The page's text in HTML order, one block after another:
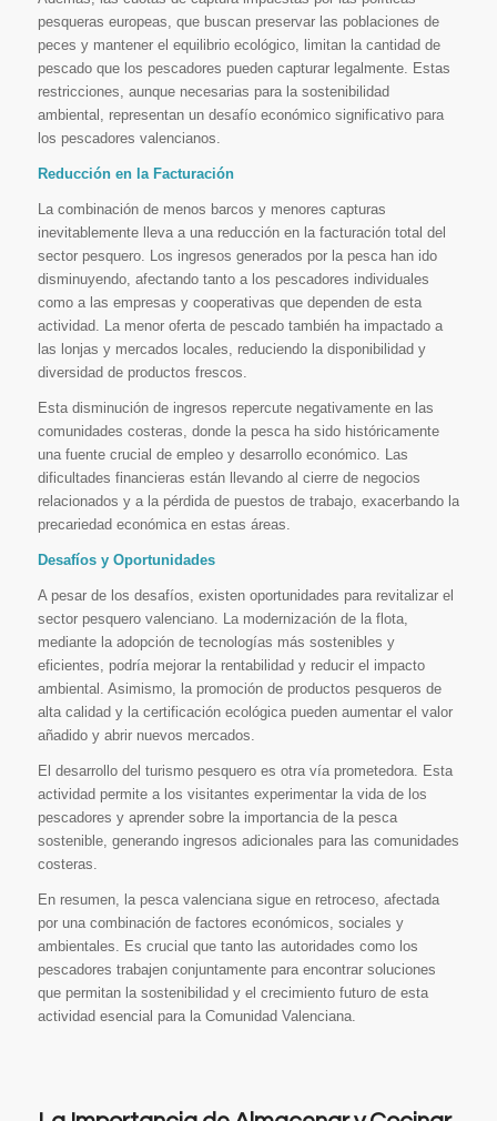
pesqueras europeas, que buscan preservar las poblaciones de
peces y mantener el equilibrio ecológico, limitan la cantidad de
pescado que los pescadores pueden capturar legalmente. Estas
restricciones, aunque necesarias para la sostenibilidad
ambiental, representan un desafío económico significativo para
los pescadores valencianos.
Reducción en la Facturación
La combinación de menos barcos y menores capturas
inevitablemente lleva a una reducción en la facturación total del
sector pesquero. Los ingresos generados por la pesca han ido
disminuyendo, afectando tanto a los pescadores individuales
como a las empresas y cooperativas que dependen de esta
actividad. La menor oferta de pescado también ha impactado a
las lonjas y mercados locales, reduciendo la disponibilidad y
diversidad de productos frescos.
Esta disminución de ingresos repercute negativamente en las
comunidades costeras, donde la pesca ha sido históricamente
una fuente crucial de empleo y desarrollo económico. Las
dificultades financieras están llevando al cierre de negocios
relacionados y a la pérdida de puestos de trabajo, exacerbando la
precariedad económica en estas áreas.
Desafíos y Oportunidades
A pesar de los desafíos, existen oportunidades para revitalizar el
sector pesquero valenciano. La modernización de la flota,
mediante la adopción de tecnologías más sostenibles y
eficientes, podría mejorar la rentabilidad y reducir el impacto
ambiental. Asimismo, la promoción de productos pesqueros de
alta calidad y la certificación ecológica pueden aumentar el valor
añadido y abrir nuevos mercados.
El desarrollo del turismo pesquero es otra vía prometedora. Esta
actividad permite a los visitantes experimentar la vida de los
pescadores y aprender sobre la importancia de la pesca
sostenible, generando ingresos adicionales para las comunidades
costeras.
En resumen, la pesca valenciana sigue en retroceso, afectada
por una combinación de factores económicos, sociales y
ambientales. Es crucial que tanto las autoridades como los
pescadores trabajen conjuntamente para encontrar soluciones
que permitan la sostenibilidad y el crecimiento futuro de esta
actividad esencial para la Comunidad Valenciana.